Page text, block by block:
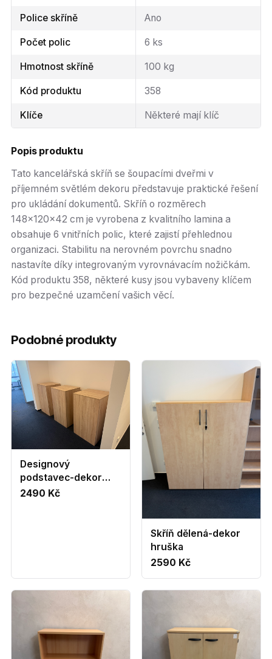
Police skříně Ano
Počet polic 6 ks
Hmotnost skříně 100 kg
Kód produktu 358
Klíče Některé mají klíč
Popis produktu
Tato kancelářská skříň se šoupacími dveřmi v
příjemném světlém dekoru představuje praktické řešení
pro ukládání dokumentů. Skříň o rozměrech
148x120x42 cm je vyrobena z kvalitního lamina a
obsahuje 6 vnitřních polic, které zajistí přehlednou
organizaci. Stabilitu na nerovném povrchu snadno
nastavíte díky integrovaným vyrovnávacím nožičkám.
Kód produktu 358, některé kusy jsou vybaveny klíčem
pro bezpečné uzamčení vašich věcí.
Podobné produkty
Designový
podstavec-dekor
dub
2490 Kč
Skříň dělená-dekor
hruška
2590 Kč